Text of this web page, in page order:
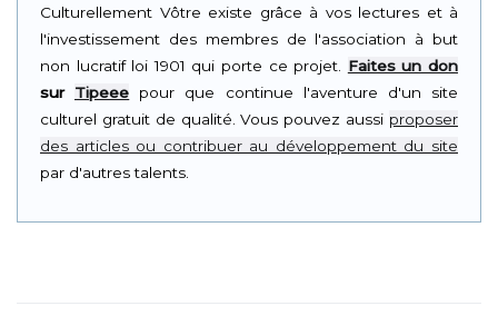
Culturellement Vôtre existe grâce à vos lectures et à
l'investissement des membres de l'association à but
non lucratif loi 1901 qui porte ce projet. Faites un don
sur Tipeee pour que continue l'aventure d'un site
culturel gratuit de qualité. Vous pouvez aussi proposer
des articles ou contribuer au développement du site
par d'autres talents.